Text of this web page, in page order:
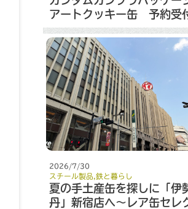
アートクッキー缶 予約受
開始
2026/7/30
スチール製品,鉄と暮らし
夏の手土産缶を探しに「伊
丹」新宿店へ～レア缶セレ